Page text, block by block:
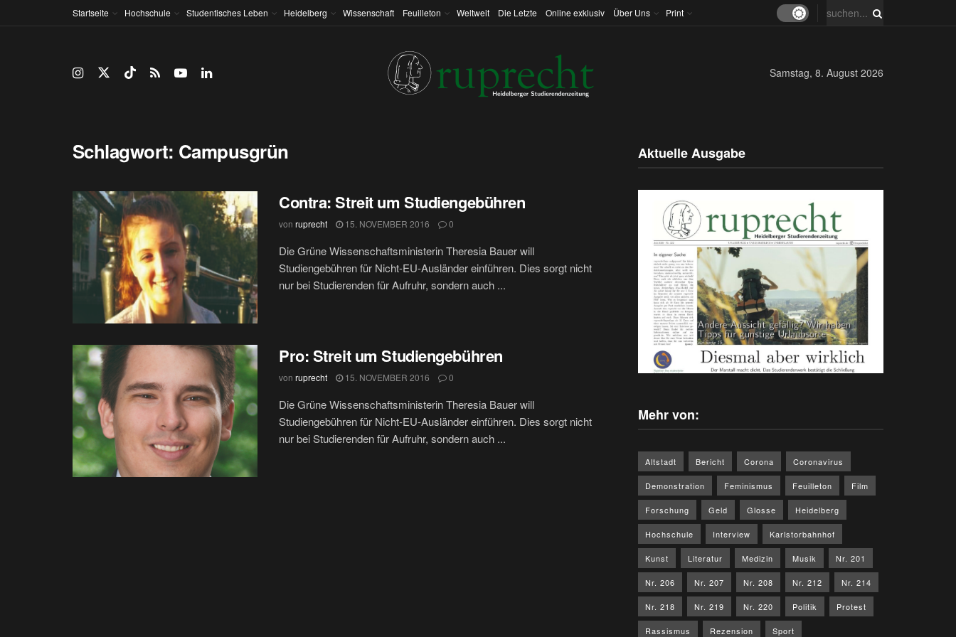
Startseite Hochschule Studentisches Leben Heidelberg Wissenschaft Feuilleton Weltweit Die Letzte Online exklusiv Über Uns Print
Samstag, 8. August 2026
Schlagwort: Campusgrün
Contra: Streit um Studiengebühren
von ruprecht 15. NOVEMBER 2016 0
Die Grüne Wissenschaftsministerin Theresia Bauer will
Studiengebühren für Nicht-EU-Ausländer einführen. Dies sorgt nicht
nur bei Studierenden für Aufruhr, sondern auch ...
Pro: Streit um Studiengebühren
von ruprecht 15. NOVEMBER 2016 0
Die Grüne Wissenschaftsministerin Theresia Bauer will
Studiengebühren für Nicht-EU-Ausländer einführen. Dies sorgt nicht
nur bei Studierenden für Aufruhr, sondern auch ...
Aktuelle Ausgabe
Mehr von:
Altstadt Bericht Corona Coronavirus
Demonstration Feminismus Feuilleton Film
Forschung Geld Glosse Heidelberg
Hochschule Interview Karlstorbahnhof
Kunst Literatur Medizin Musik Nr. 201
Nr. 206 Nr. 207 Nr. 208 Nr. 212 Nr. 214
Nr. 218 Nr. 219 Nr. 220 Politik Protest
Rassismus Rezension Sport